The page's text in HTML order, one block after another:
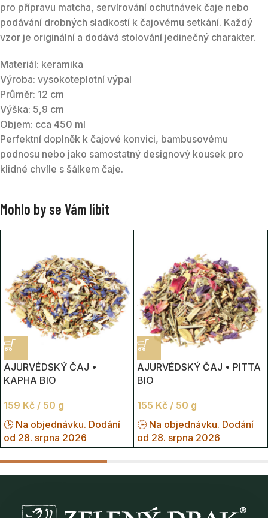
pro přípravu matcha, servírování ochutnávek čaje nebo
podávání drobných sladkostí k čajovému setkání. Každý
vzor je originální a dodává stolování jedinečný charakter.
Materiál: keramika
Výroba: vysokoteplotní výpal
Průměr: 12 cm
Výška: 5,9 cm
Objem: cca 450 ml
Perfektní doplněk k čajové konvici, bambusovému
podnosu nebo jako samostatný designový kousek pro
klidné chvíle s šálkem čaje.
Mohlo by se Vám líbit
AJURVÉDSKÝ ČAJ •
KAPHA BIO
159 Kč / 50 g
🕒 Na objednávku. Dodání
od 28. srpna 2026
AJURVÉDSKÝ ČAJ • PITTA
BIO
155 Kč / 50 g
🕒 Na objednávku. Dodání
od 28. srpna 2026